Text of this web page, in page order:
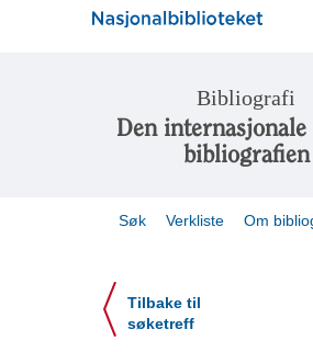
Bibliografi
Den internasjonale
bibliografien
Søk Verkliste Om
Tilbake til
søketreff